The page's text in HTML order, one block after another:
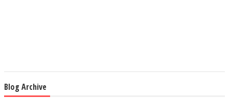
Blog Archive